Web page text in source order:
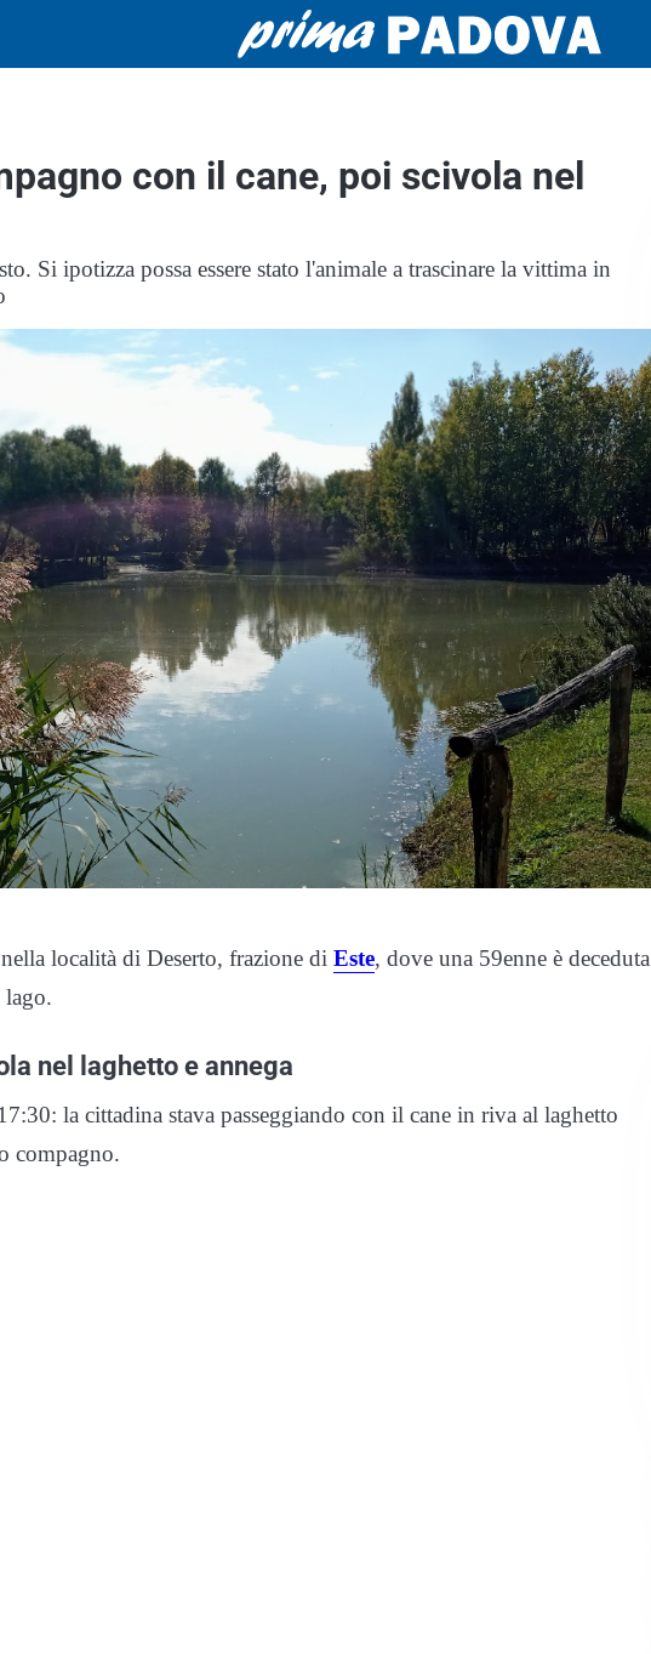
con il cane, poi scivola nel
Si ipotizza possa essere stato l'animale a trascinare la vittima in
località di Deserto, frazione di Este, dove una 59enne è deceduta
lago.
nel laghetto e annega
la cittadina stava passeggiando con il cane in riva al laghetto
compagno.